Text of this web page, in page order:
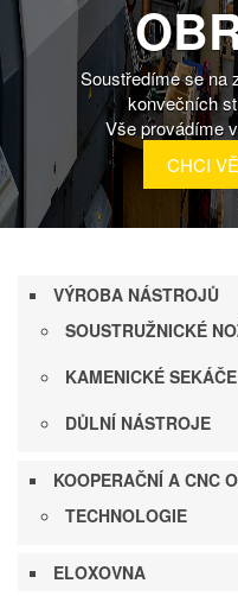
VÝROBA NÁSTROJŮ
SOUSTRUŽNICKÉ
KAMENICKÉ
DŮLNÍ NÁSTROJE
KOOPERAČNÍ A CNC
TECHNOLOGIE
ELOXOVNA